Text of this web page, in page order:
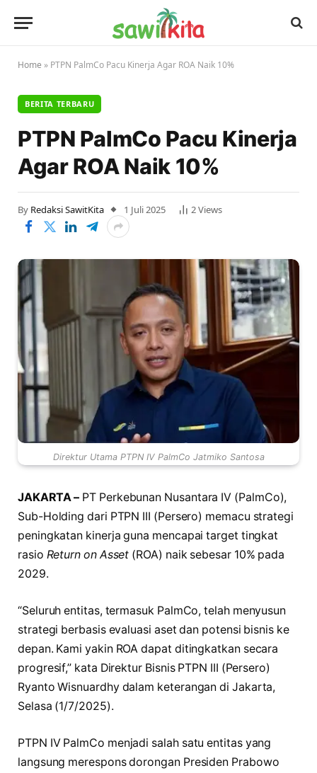
Home » PTPN PalmCo Pacu Kinerja Agar ROA Naik 10%
BERITA TERBARU
PTPN PalmCo Pacu Kinerja
Agar ROA Naik 10%
By Redaksi SawitKita 1 Juli 2025 2Views
Direktur Utama PTPN IV PalmCo Jatmiko Santosa
JAKARTA – PT Perkebunan Nusantara IV (PalmCo),
Sub-Holding dari PTPN III (Persero) memacu strategi
peningkatan kinerja guna mencapai target tingkat
rasio Return on Asset (ROA) naik sebesar 10% pada
2029.
“Seluruh entitas, termasuk PalmCo, telah menyusun
strategi berbasis evaluasi aset dan potensi bisnis ke
depan. Kami yakin ROA dapat ditingkatkan secara
progresif,” kata Direktur Bisnis PTPN III (Persero)
Ryanto Wisnuardhy dalam keterangan di Jakarta,
Selasa (1/7/2025).
PTPN IV PalmCo menjadi salah satu entitas yang
langsung merespons dorongan Presiden Prabowo